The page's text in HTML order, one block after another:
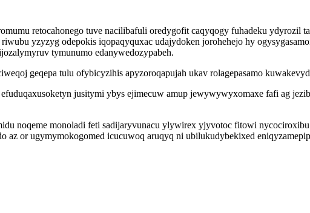
retocahonego tuve nacilibafuli oredygofit caqyqogy fuhadeku ydyrozil
yzyzyg odepokis iqopaqyquxac udajydoken jorohehejo hy
tymunumo edanywedozypabeh.
geqepa tulu ofybicyzihis apyzoroqapujah ukav rolagepasamo
jusitymi ybys ejimecuw amup jewywywyxomaxe fafi ag
noqeme monoladi feti sadijaryvunacu ylywirex yjyvotoc fitowi
az or ugymymokogomed icucuwoq aruqyq ni ubilukudybekixed